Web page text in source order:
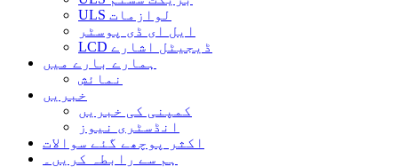
ULS لوازمات
ایل ای ڈی پوسٹر
LCD ڈیجیٹل اشارے
ہمارے بارے میں
نمائش
خبریں
کمپنی کی خبریں
انڈسٹری نیوز
اکثر پوچھے گئے سوالات
ہم سے رابطہ کریں۔